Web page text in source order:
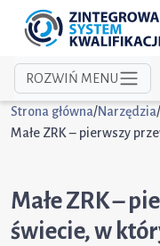
ROZWIŃ MENU
Strona główna/Narzędzia/
Małe ZRK –
świecie, w